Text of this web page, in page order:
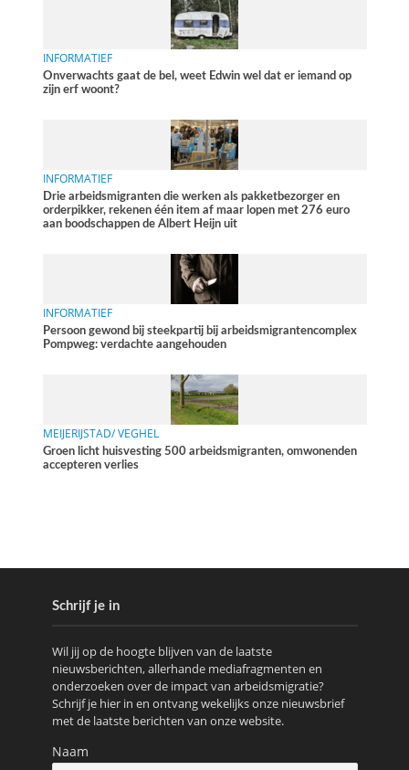
INFORMATIEF
Onverwachts gaat de bel, weet Edwin wel dat er iemand op
zijn erf woont?
INFORMATIEF
Drie arbeidsmigranten die werken als pakketbezorger en
orderpikker, rekenen één item af maar lopen met 276 euro
aan boodschappen de Albert Heijn uit
INFORMATIEF
Persoon gewond bij steekpartij bij arbeidsmigrantencomplex
Pompweg: verdachte aangehouden
MEIJERIJSTAD/ VEGHEL
Groen licht huisvesting 500 arbeidsmigranten, omwonenden
accepteren verlies
Schrijf je in
Wil jij op de hoogte blijven van de laatste
nieuwsberichten, allerhande mediafragmenten en
onderzoeken over de impact van arbeidsmigratie?
Schrijf je hier in en ontvang wekelijks onze nieuwsbrief
met de laatste berichten van onze website.
Naam